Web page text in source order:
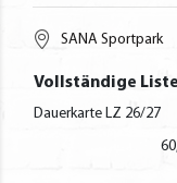
SANA Sportpark
Vollständige
Dauerkarte LZ 26/27